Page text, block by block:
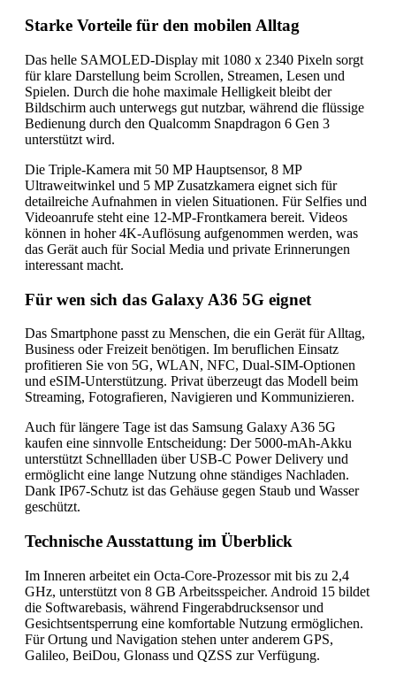
Starke Vorteile für den mobilen Alltag
Das helle SAMOLED-Display mit 1080 x 2340 Pixeln sorgt
für klare Darstellung beim Scrollen, Streamen, Lesen und
Spielen. Durch die hohe maximale Helligkeit bleibt der
Bildschirm auch unterwegs gut nutzbar, während die flüssige
Bedienung durch den Qualcomm Snapdragon 6 Gen 3
unterstützt wird.
Die Triple-Kamera mit 50 MP Hauptsensor, 8 MP
Ultraweitwinkel und 5 MP Zusatzkamera eignet sich für
detailreiche Aufnahmen in vielen Situationen. Für Selfies und
Videoanrufe steht eine 12-MP-Frontkamera bereit. Videos
können in hoher 4K-Auflösung aufgenommen werden, was
das Gerät auch für Social Media und private Erinnerungen
interessant macht.
Für wen sich das Galaxy A36 5G eignet
Das Smartphone passt zu Menschen, die ein Gerät für Alltag,
Business oder Freizeit benötigen. Im beruflichen Einsatz
profitieren Sie von 5G, WLAN, NFC, Dual-SIM-Optionen
und eSIM-Unterstützung. Privat überzeugt das Modell beim
Streaming, Fotografieren, Navigieren und Kommunizieren.
Auch für längere Tage ist das Samsung Galaxy A36 5G
kaufen eine sinnvolle Entscheidung: Der 5000-mAh-Akku
unterstützt Schnellladen über USB-C Power Delivery und
ermöglicht eine lange Nutzung ohne ständiges Nachladen.
Dank IP67-Schutz ist das Gehäuse gegen Staub und Wasser
geschützt.
Technische Ausstattung im Überblick
Im Inneren arbeitet ein Octa-Core-Prozessor mit bis zu 2,4
GHz, unterstützt von 8 GB Arbeitsspeicher. Android 15 bildet
die Softwarebasis, während Fingerabdrucksensor und
Gesichtsentsperrung eine komfortable Nutzung ermöglichen.
Für Ortung und Navigation stehen unter anderem GPS,
Galileo, BeiDou, Glonass und QZSS zur Verfügung.